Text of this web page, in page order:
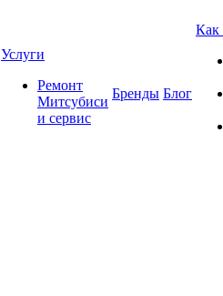
Услуги
Ремонт
Митсубиси
и сервис
Бренды Блог
Как